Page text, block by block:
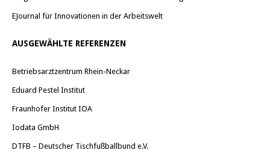
EJournal für Innovationen in der Arbeitswelt
AUSGEWÄHLTE REFERENZEN
Betriebsarztzentrum Rhein-Neckar
Eduard Pestel Institut
Fraunhofer Institut IOA
Iodata GmbH
DTFB – Deutscher Tischfußballbund e.V.